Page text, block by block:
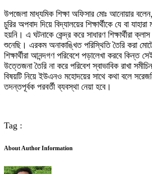
উপজেলা মাধ্যমিক শিক্ষা অফিসার মোঃ আনোয়ার
চুরির অপবাদ দিয়ে বিদ্যালয়ের শিক্ষার্থীকে যে বা
হয়নি। এ ঘটনাকে কেন্দ্র করে সাধারণ শিক্ষার্থীরা
শুনেছি। এরকম অনাকাঙ্খিত পরিস্থিতি তৈরি করা
শিক্ষার্থীরা আনন্দগণ পরিবেশে পড়ালেখা করবে কিন্ত
উত্তেজনা তৈরি না করে পরিবেশ স্বাভাবিক রাখা
বিষয়টি নিয়ে ইউএনও মহোদয়ের সাথে কথা বলে
তদন্তপূর্বক পরবর্তী ব্যবস্থা নেয়া হবে।
Tag :
About Author Information